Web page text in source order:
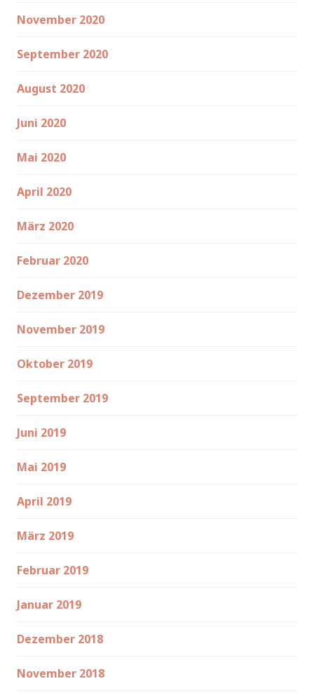
November 2020
September 2020
August 2020
Juni 2020
Mai 2020
April 2020
März 2020
Februar 2020
Dezember 2019
November 2019
Oktober 2019
September 2019
Juni 2019
Mai 2019
April 2019
März 2019
Februar 2019
Januar 2019
Dezember 2018
November 2018